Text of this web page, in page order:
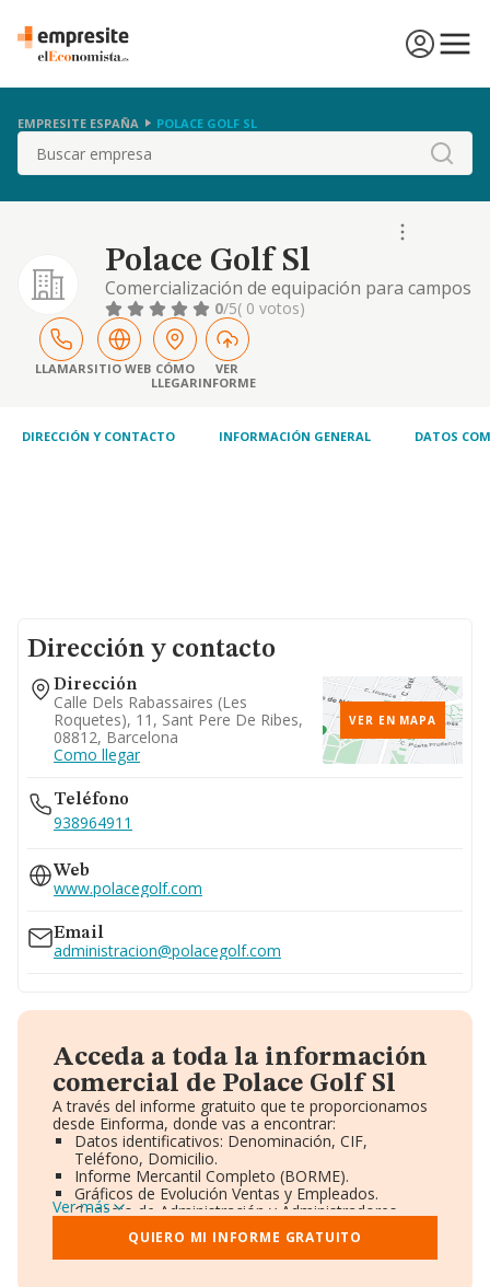
EMPRESITE ESPAÑA POLACE GOLF SL
Buscar
Polace Golf Sl
Comercialización de equipación para campos
de golf.
0/5( 0 votos)
LLAMARSITIO WEB CÓMO
LLEGAR
VER
INFORME
DIRECCIÓN Y CONTACTO INFORMACIÓN GENERAL DATOS
Dirección y contacto
Dirección
Calle Dels Rabassaires (les
Roquetes), 11, Sant Pere De Ribes,
08812, Barcelona
Como llegar
VER EN MAPA
Teléfono
938964911
Web
www.polacegolf.com
Email
administracion@polacegolf.com
Acceda a toda la información
comercial de Polace Golf Sl
A través del informe gratuito que te proporcionamos
desde Einforma, donde vas a encontrar:
Datos identificativos: Denominación, CIF,
Teléfono, Domicilio.
Informe Mercantil Completo (BORME).
Gráficos de Evolución Ventas y Empleados.
Consejo de Administración y Administradores.
Directivos y Ejecutivos.
Accionistas.
Participaciones y Vinculaciones en otras empresas.
Ver más
QUIERO MI INFORME GRATUITO